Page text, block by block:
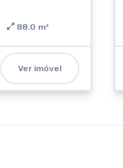
88.0 m²
Ver imóvel